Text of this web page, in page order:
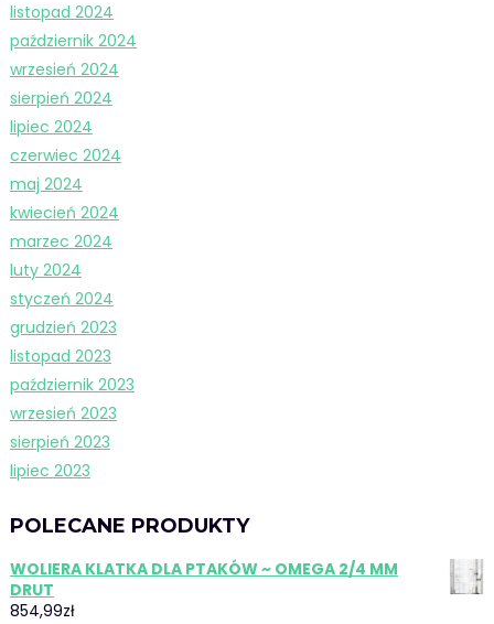
listopad 2024
październik 2024
wrzesień 2024
sierpień 2024
lipiec 2024
czerwiec 2024
maj 2024
kwiecień 2024
marzec 2024
luty 2024
styczeń 2024
grudzień 2023
listopad 2023
październik 2023
wrzesień 2023
sierpień 2023
lipiec 2023
POLECANE PRODUKTY
WOLIERA KLATKA DLA PTAKÓW ~ OMEGA 2/4 MM
DRUT
854,99zł